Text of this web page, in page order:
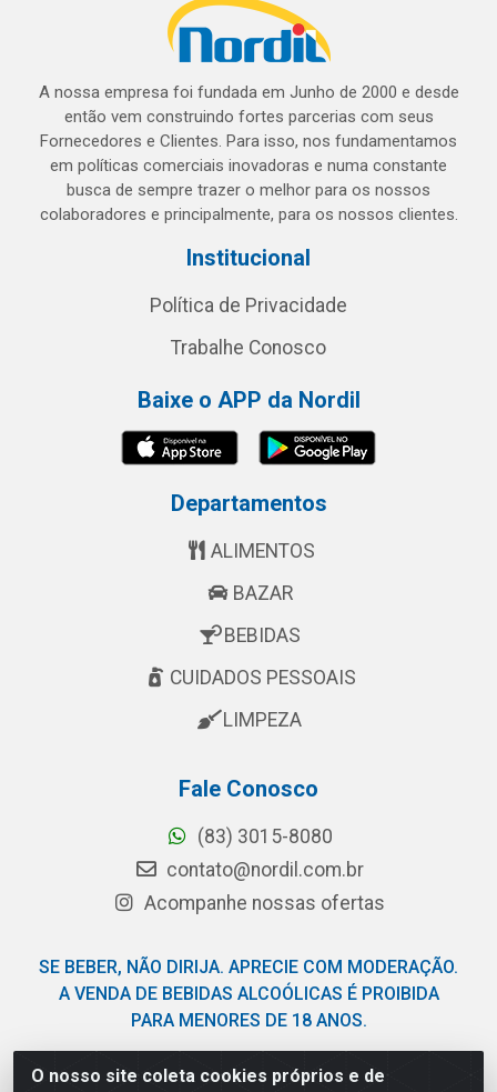
O nosso site coleta cookies próprios e de
A nossa empresa foi fundada em Junho de 2000 e desde
então vem construindo fortes parcerias com seus
Fornecedores e Clientes. Para isso, nos fundamentamos
em políticas comerciais inovadoras e numa constante
busca de sempre trazer o melhor para os nossos
colaboradores e principalmente, para os nossos clientes.
Institucional
Política de Privacidade
Trabalhe Conosco
Baixe o APP da Nordil
Departamentos
ALIMENTOS
BAZAR
BEBIDAS
CUIDADOS PESSOAIS
LIMPEZA
Fale Conosco
(83) 3015-8080
contato@nordil.com.br
Acompanhe nossas ofertas
SE BEBER, NÃO DIRIJA. APRECIE COM MODERAÇÃO.
A VENDA DE BEBIDAS ALCOÓLICAS É PROIBIDA
PARA MENORES DE 18 ANOS.